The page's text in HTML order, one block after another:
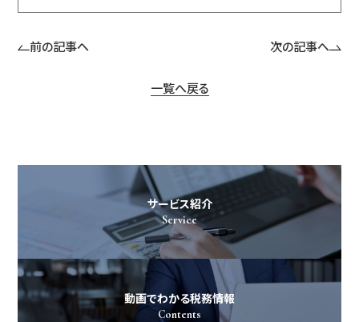
前の記事へ 次の記事へ
一覧へ戻る
サービス紹介
Service
動画でわかる税務情報
Contents